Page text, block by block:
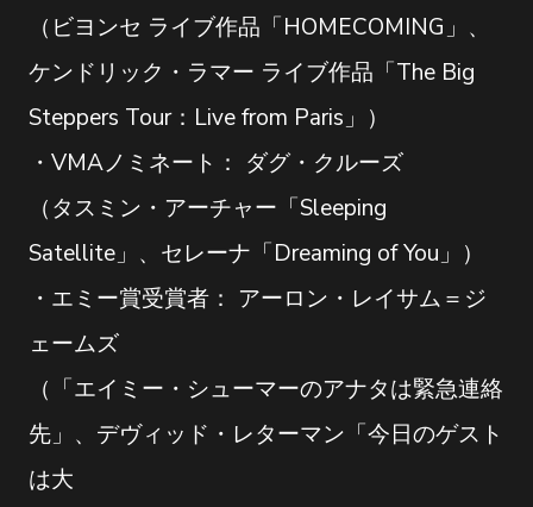
（ビヨンセ ライブ作品「HOMECOMING」、
ケンドリック・ラマー ライブ作品「The Big
Steppers Tour：Live from Paris」）
・VMAノミネート： ダグ・クルーズ
（タスミン・アーチャー「Sleeping
Satellite」、セレーナ「Dreaming of You」）
・エミー賞受賞者： アーロン・レイサム＝ジ
ェームズ
（「エイミー・シューマーのアナタは緊急連絡
先」、デヴィッド・レターマン「今日のゲスト
は大